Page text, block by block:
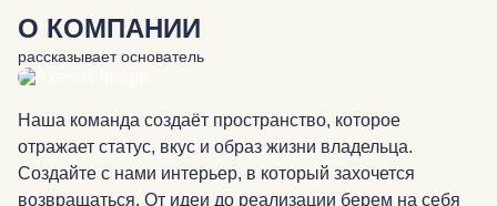
О КОМПАНИИ
рассказывает основатель
Наша команда создаёт пространство, которое
отражает статус, вкус и образ жизни владельца.
Создайте с нами интерьер, в который захочется
возвращаться. От идеи до реализации берем на себя